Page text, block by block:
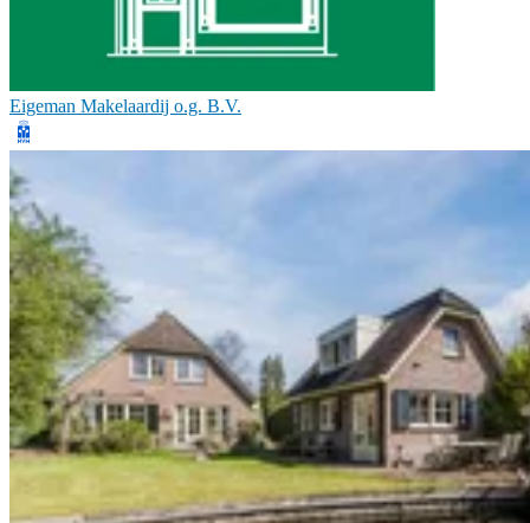
Eigeman Makelaardij o.g. B.V.